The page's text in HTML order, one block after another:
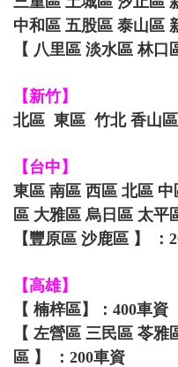
中和區 五股區 泰山區
【 八里區 淡水區 林口
【新竹】
北區 東區 竹北 香山區
【台中】
東區 南區 西區 北區
區 大雅區 烏日區 太平
【豐原區 沙鹿區 】 ：
【高雄】
【 楠梓區】：400車資
【 左營區 三民區 苓
區 】 ：200車資